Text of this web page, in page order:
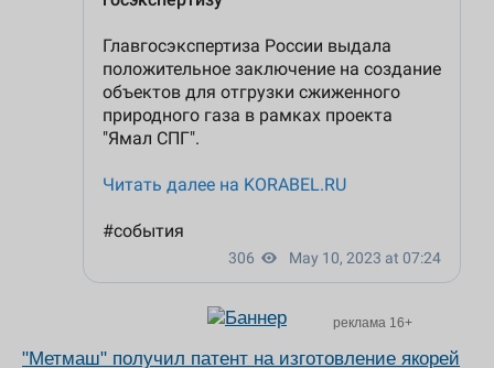
реклама 16+
"Метмаш" получил патент на изготовление якорей